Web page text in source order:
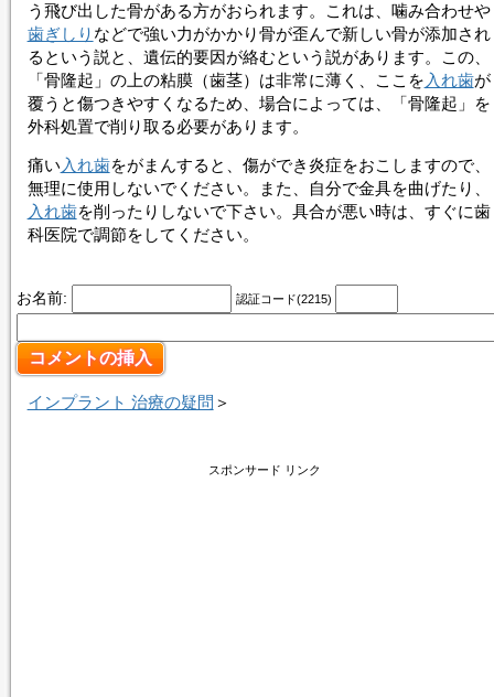
う飛び出した骨がある方がおられます。これは、噛み合わせや
歯ぎしり などで強い力がかかり骨が歪んで新しい骨が添加され
るという説と、遺伝的要因が絡むという説があります。この、
「骨隆起」の上の粘膜（歯茎）は非常に薄く、ここを 入れ歯が
覆うと傷つきやすくなるため、場合によっては、「骨隆起」を
外科処置で削り取る必要があります。
痛い 入れ歯をがまんすると、傷ができ炎症をおこしますので、
無理に使用しないでください。また、自分で金具を曲げたり、
入れ歯を削ったりしないで下さい。具合が悪い時は、すぐに歯
科医院で調節をしてください。
お名前: 認証コード(2215)
インプラント 治療の疑問 ＞
スポンサード リンク